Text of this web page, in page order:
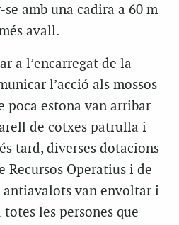
amb una cadira a 60 m
avall.
a l’encarregat de la
l’acció als mossos
poca estona van arribar
de cotxes patrulla i
tard, diverses dotacions
Recursos Operatius i de
antiavalots van envoltar i
les persones que